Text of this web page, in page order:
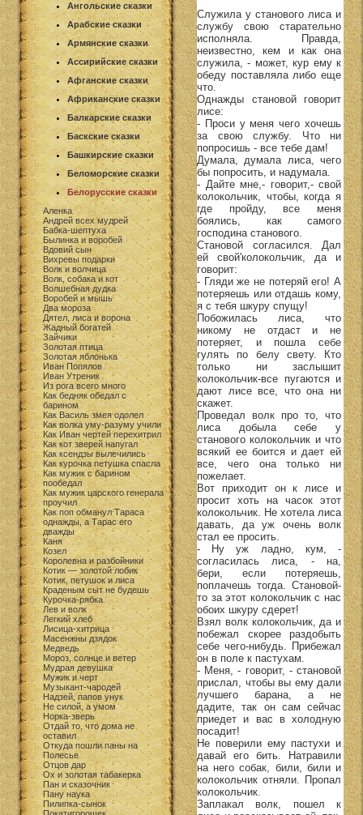
Ангольские сказки
Арабские сказки
Армянские сказки
Ассирийские сказки
Афганские сказки
Африканские сказки
Балкарские сказки
Баскские сказки
Башкирские сказки
Беломорские сказки
Белорусские сказки
Аленка
Андрей всех мудрей
Бабка-шептуха
Былинка и воробей
Вдовий сын
Вихревы подарки
Волк и волчица
Волк, собака и кот
Волшебная дудка
Воробей и мышь
Два мороза
Дятел, лиса и ворона
Жадный богатей
Зайчики
Золотая птица
Золотая яблонька
Иван Попялов
Иван Утреник
Из рога всего много
Как бедняк обедал с
барином
Как Василь змея одолел
Как волка уму-разуму учили
Как Иван чертей перехитрил
Как кот зверей напугал
Как ксендзы вылечились
Как курочка петушка спасла
Как мужик с барином
пообедал
Как мужик царского генерала
проучил
Как поп обманул Тараса
однажды, а Тарас его
дважды
Каня
Козел
Королевна и разбойники
Котик — золотой лобик
Котик, петушок и лиса
Краденым сыт не будешь
Курочка-рябка
Лев и волк
Легкий хлеб
Лисица-хитрица
Масенжны дзядок
Медведь
Мороз, солнце и ветер
Мудрая девушка
Мужик и черт
Музыкант-чародей
Надзей, папов унук
Не силой, а умом
Норка-зверь
Отдай то, что дома не
оставил
Откуда пошли паны на
Полесье
Отцов дар
Ох и золотая табакерка
Пан и сказочник
Пану наука
Пилипка-сынок
Служила у станового лиса и
службу свою старательно
исполняла. Правда,
неизвестно, кем и как она
служила, - может, кур ему к
обеду поставляла либо еще
что.
Однажды становой говорит
лисе:
- Проси у меня чего хочешь
за свою службу. Что ни
попросишь - все тебе дам!
Думала, думала лиса, чего
бы попросить, и надумала.
- Дайте мне,- говорит,- свой
колокольчик, чтобы, когда я
где пройду, все меня
боялись, как самого
господина станового.
Становой согласился. Дал
ей свой'колокольчик, да и
говорит:
- Гляди же не потеряй его! А
потеряешь или отдашь кому,
я с тебя шкуру спущу!
Побожилась лиса, что
никому не отдаст и не
потеряет, и пошла себе
гулять по белу свету. Кто
только ни заслышит
колокольчик-все пугаются и
дают лисе все, что она ни
скажет.
Проведал волк про то, что
лиса добыла себе у
станового колокольчик и что
всякий ее боится и дает ей
все, чего она только ни
пожелает.
Вот приходит он к лисе и
просит хоть на часок этот
колокольчик. Не хотела лиса
давать, да уж очень волк
стал ее просить.
- Ну уж ладно, кум, -
согласилась лиса, - на,
бери, если потеряешь,
поплачешь тогда. Становой-
то за этот колокольчик с нас
обоих шкуру сдерет!
Взял волк колокольчик, да и
побежал скорее раздобыть
себе чего-нибудь. Прибежал
он в поле к пастухам.
- Меня, - говорит, - становой
прислал, чтобы вы ему дали
лучшего барана, а не
дадите, так он сам сейчас
приедет и вас в холодную
посадит!
Не поверили ему пастухи и
давай его бить. Натравили
на него собак, били, били и
колокольчик отняли. Пропал
колокольчик.
Заплакал волк, пошел к